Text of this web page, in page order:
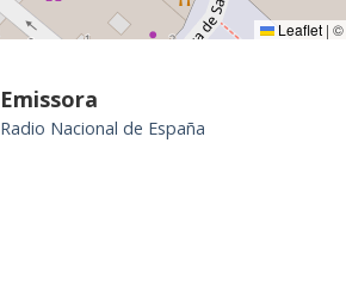
Leaflet | ©
Emissora
Radio Nacional de España